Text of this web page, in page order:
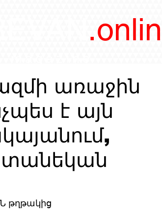
առաջին
է այն
թղթակից